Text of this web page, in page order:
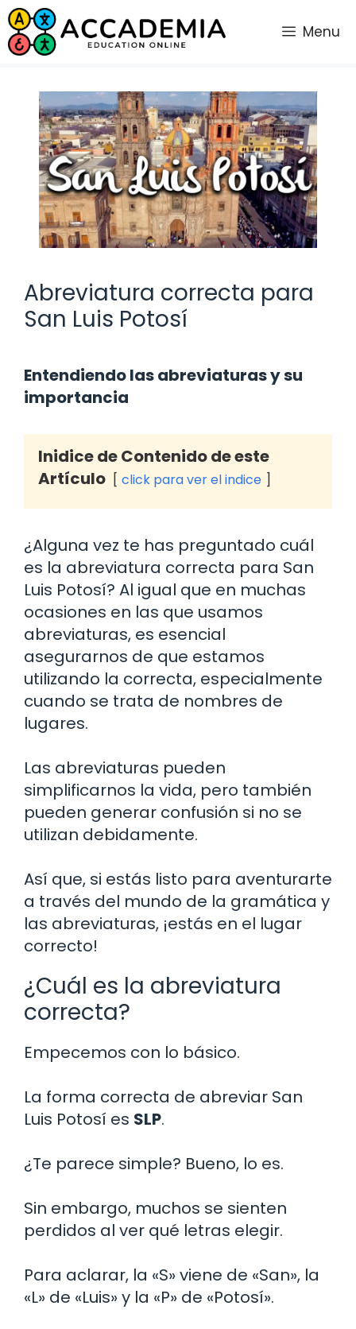
Saltar
al
contenido
Menu
Abreviatura correcta para
San Luis Potosí
Entendiendo las abreviaturas y su
importancia
Inidice de Contenido de este
Artículo
click para ver el indice
¿Alguna vez te has preguntado cuál
es la abreviatura correcta para San
Luis Potosí? Al igual que en muchas
ocasiones en las que usamos
abreviaturas, es esencial
asegurarnos de que estamos
utilizando la correcta, especialmente
cuando se trata de nombres de
lugares.
Las abreviaturas pueden
simplificarnos la vida, pero también
pueden generar confusión si no se
utilizan debidamente.
Así que, si estás listo para aventurarte
a través del mundo de la gramática y
las abreviaturas, ¡estás en el lugar
correcto!
¿Cuál es la abreviatura
correcta?
Empecemos con lo básico.
La forma correcta de abreviar San
Luis Potosí es SLP.
¿Te parece simple? Bueno, lo es.
Sin embargo, muchos se sienten
perdidos al ver qué letras elegir.
Para aclarar, la «S» viene de «San», la
«L» de «Luis» y la «P» de «Potosí».